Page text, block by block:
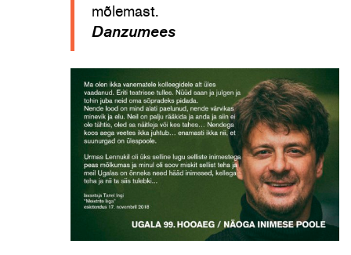
mõlemast.
Danzumees